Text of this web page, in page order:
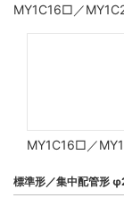
MY1C16□／
MY1C16□／
標準形／集中配管形